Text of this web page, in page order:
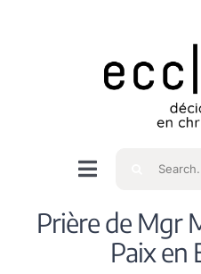
Navigation
bascule
Accueil
Prière de Mgr
Paix en